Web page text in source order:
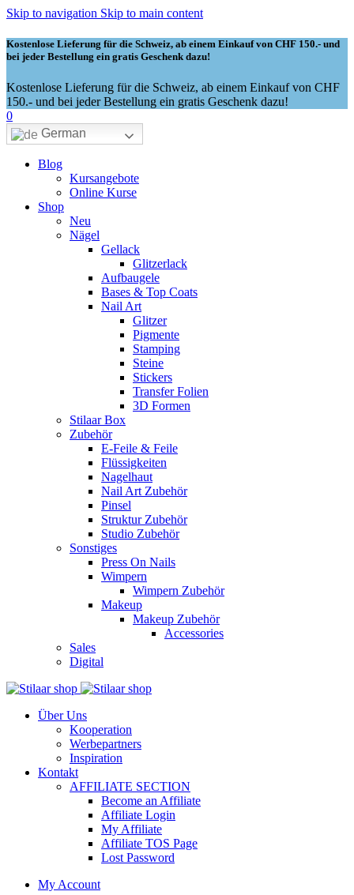
Skip to navigation Skip to main content
Kostenlose Lieferung für die Schweiz, ab einem Einkauf von CHF 150.- und
bei jeder Bestellung ein gratis Geschenk dazu!
Kostenlose Lieferung für die Schweiz, ab einem Einkauf von CHF
150.- und bei jeder Bestellung ein gratis Geschenk dazu!
0
German
Blog
Kursangebote
Online Kurse
Shop
Neu
Nägel
Gellack
Glitzerlack
Aufbaugele
Bases & Top Coats
Nail Art
Glitzer
Pigmente
Stamping
Steine
Stickers
Transfer Folien
3D Formen
Stilaar Box
Zubehör
E-Feile & Feile
Flüssigkeiten
Nagelhaut
Nail Art Zubehör
Pinsel
Struktur Zubehör
Studio Zubehör
Sonstiges
Press On Nails
Wimpern
Wimpern Zubehör
Makeup
Makeup Zubehör
Accessories
Sales
Digital
Über Uns
Kooperation
Werbepartners
Inspiration
Kontakt
AFFILIATE SECTION
Become an Affiliate
Affiliate Login
My Affiliate
Affiliate TOS Page
Lost Password
My Account